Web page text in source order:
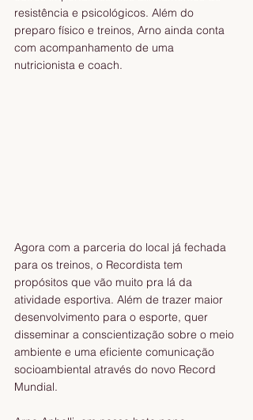
resistência e psicológicos. Além do
preparo físico e treinos, Arno ainda conta
com acompanhamento de uma
nutricionista e coach.
Agora com a parceria do local já fechada
para os treinos, o Recordista tem
propósitos que vão muito pra lá da
atividade esportiva. Além de trazer maior
desenvolvimento para o esporte, quer
disseminar a conscientização sobre o meio
ambiente e uma eficiente comunicação
socioambiental através do novo Record
Mundial.